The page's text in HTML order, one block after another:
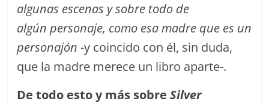
algunas escenas y sobre todo de
algún personaje, como esa madre que es un
personajón-y coincido con él, sin duda,
que la madre merece un libro aparte-.
De todo esto y más sobreSilver